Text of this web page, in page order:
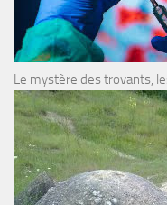
Le mystère des trovants,